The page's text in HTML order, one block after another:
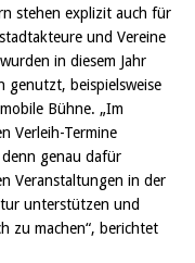
stehen explizit auch für
und Vereine
in diesem Jahr
genutzt, beispielsweise
Bühne. „Im
Verleih-Termine
genau dafür
Veranstaltungen in der
unterstützen und
zu machen“, berichtet